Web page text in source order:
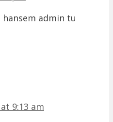
admin tu
9:13 am